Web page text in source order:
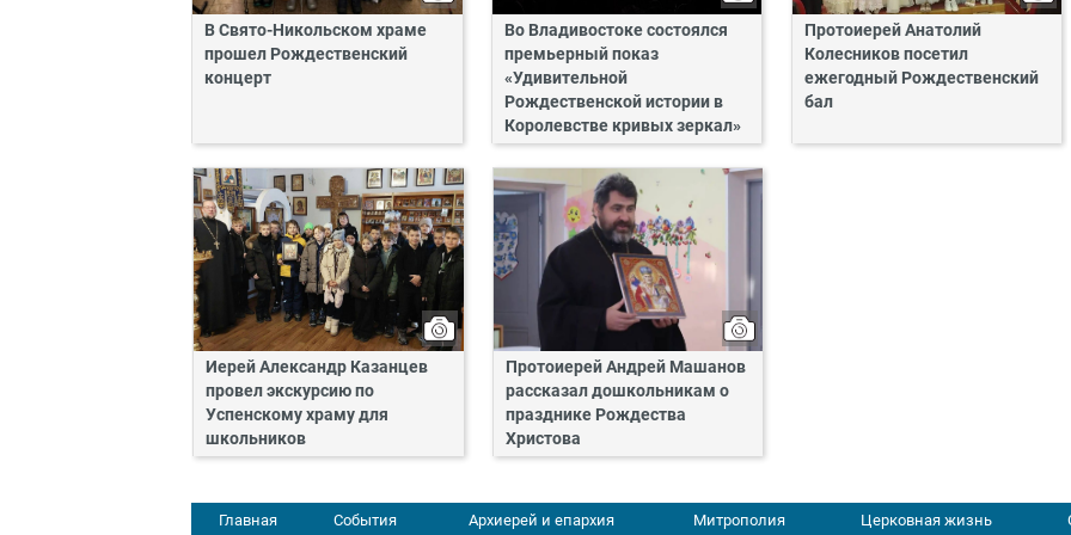
В Свято-Никольском храме
прошел Рождественский
концерт
Во Владивостоке состоялся
премьерный показ
«Удивительной
Рождественской истории в
Королевстве кривых зеркал»
Протоиерей Анатолий
Колесников посетил
ежегодный Рождественский
бал
Иерей Александр Казанцев
провел экскурсию по
Успенскому храму для
школьников
Протоиерей Андрей Машанов
рассказал дошкольникам о
празднике Рождества
Христова
Главная События Архиерей и епархия Митрополия Церковная жизнь